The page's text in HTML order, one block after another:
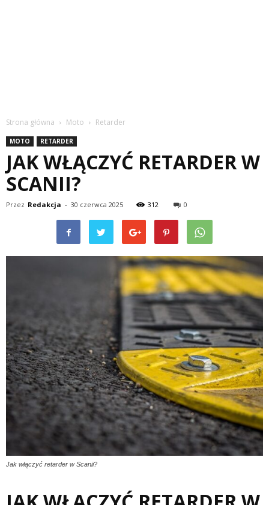
Strona główna Moto Retarder
MOTO RETARDER
JAK WŁĄCZYĆ RETARDER W
SCANII?
Przez Redakcja - 30 czerwca 2025 312 0
Jak włączyć retarder w Scanii?